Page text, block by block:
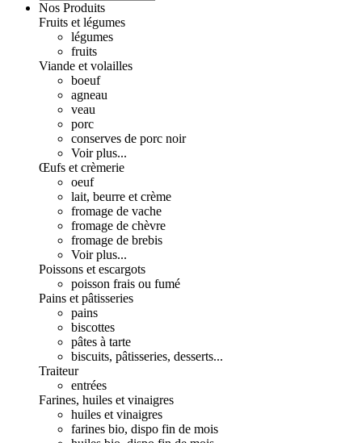
Nos Produits
Fruits et légumes
légumes
fruits
Viande et volailles
boeuf
agneau
veau
porc
conserves de porc noir
Voir plus...
Œufs et crèmerie
oeuf
lait, beurre et crème
fromage de vache
fromage de chèvre
fromage de brebis
Voir plus...
Poissons et escargots
poisson frais ou fumé
Pains et pâtisseries
pains
biscottes
pâtes à tarte
biscuits, pâtisseries, desserts...
Traiteur
entrées
Farines, huiles et vinaigres
huiles et vinaigres
farines bio, dispo fin de mois